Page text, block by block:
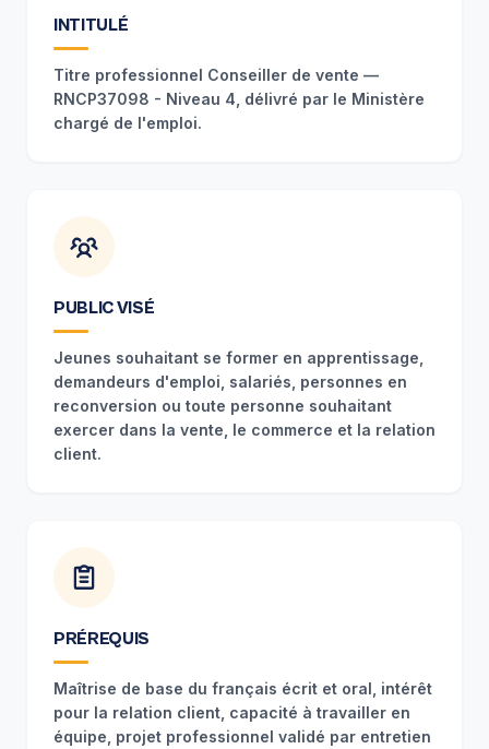
INTITULÉ
Titre professionnel Conseiller de vente —
RNCP37098 - Niveau 4, délivré par le Ministère
chargé de l'emploi.
PUBLIC VISÉ
Jeunes souhaitant se former en apprentissage,
demandeurs d'emploi, salariés, personnes en
reconversion ou toute personne souhaitant
exercer dans la vente, le commerce et la relation
client.
PRÉREQUIS
Maîtrise de base du français écrit et oral, intérêt
pour la relation client, capacité à travailler en
équipe, projet professionnel validé par entretien